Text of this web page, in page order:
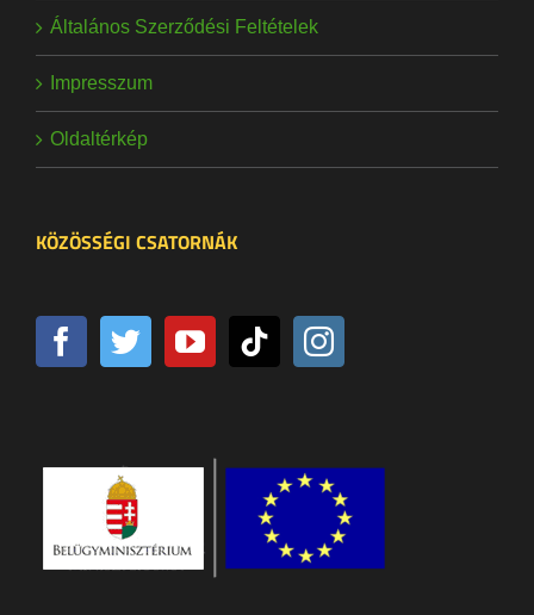
Általános Szerződési Feltételek
Impresszum
Oldaltérkép
KÖZÖSSÉGI CSATORNÁK